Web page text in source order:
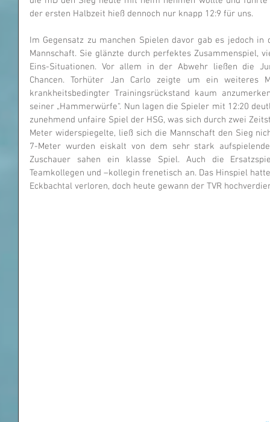
der ersten Halbzeit hieß dennoch nur knapp 12:9 für uns.
Im Gegensatz zu manchen Spielen davor gab es jedoch
Mannschaft. Sie glänzte durch perfektes Zusammenspiel,
Eins-Situationen. Vor allem in der Abwehr ließen die
Chancen. Torhüter Jan Carlo zeigte um ein weiteres
krankheitsbedingter Trainingsrückstand kaum
seiner „Hammerwürfe“. Nun lagen die Spieler mit 12:20
zunehmend unfaire Spiel der HSG, was sich durch zwei
Meter widerspiegelte, ließ sich die Mannschaft den Sieg
7-Meter wurden eiskalt von dem sehr stark
Zuschauer sahen ein klasse Spiel. Auch die
Teamkollegen und –kollegin frenetisch an. Das Hinspiel
Eckbachtal verloren, doch heute gewann der TVR